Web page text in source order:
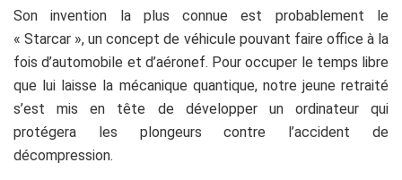
Son invention la plus connue est probablement le
« Starcar », un concept de véhicule pouvant faire office à la
fois d’automobile et d’aéronef. Pour occuper le temps libre
que lui laisse la mécanique quantique, notre jeune retraité
s’est mis en tête de développer un ordinateur qui
protégera les plongeurs contre l’accident de
décompression.